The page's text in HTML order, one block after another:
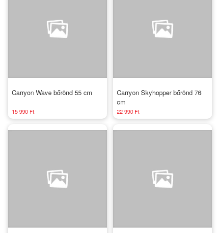
Carryon Wave bőrönd 55 cm
15 990 Ft
Carryon Skyhopper bőrönd 76
cm
22 990 Ft